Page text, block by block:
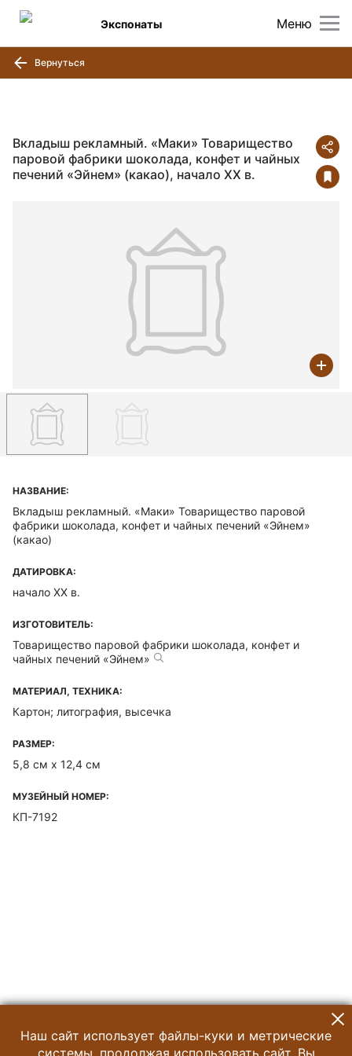
Меню
Экспонаты
Вернуться
Вкладыш рекламный. «Маки» Товарищество
паровой фабрики шоколада, конфет и чайных
печений «Эйнем» (какао), начало ХХ в.
НАЗВАНИЕ:
Вкладыш рекламный. «Маки» Товарищество паровой
фабрики шоколада, конфет и чайных печений «Эйнем»
(какао)
ДАТИРОВКА:
начало ХХ в.
ИЗГОТОВИТЕЛЬ:
Товарищество паровой фабрики шоколада, конфет и
чайных печений «Эйнем»
МАТЕРИАЛ, ТЕХНИКА:
Картон; литография, высечка
РАЗМЕР:
5,8 см х 12,4 см
МУЗЕЙНЫЙ НОМЕР:
КП-7192
Наш сайт использует файлы-куки и метрические
системы, продолжая использовать сайт, Вы